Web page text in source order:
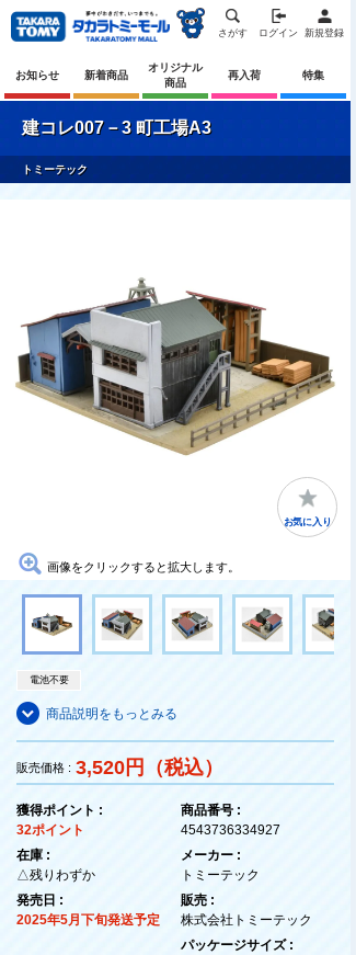
さがす ログイン 新規登録
お知らせ 新着商品
オリジナル
商品
再入荷 特集
建コレ007－3 町工場A3
トミーテック
お気に入り
画像をクリックすると拡大します。
電池不要
商品説明をもっとみる
販売価格 : 3,520円（税込）
獲得ポイント :
32ポイント
在庫 :
△残りわずか
発売日 :
2025年5月下旬発送予定
商品番号 :
4543736334927
メーカー :
トミーテック
販売 :
株式会社トミーテック
パッケージサイズ :